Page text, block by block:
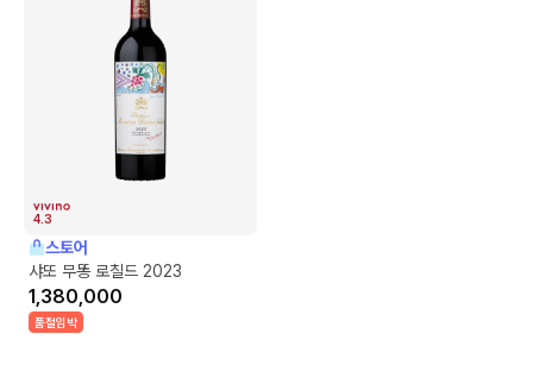
4.3
스토어
샤또 무똥 로칠드 2023
1,380,000
품절임박